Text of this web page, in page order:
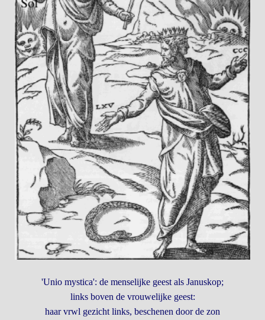
'Unio mystica': de menselijke geest als Januskop;
links boven de vrouwelijke geest:
haar vrwl gezicht links, beschenen door de zon